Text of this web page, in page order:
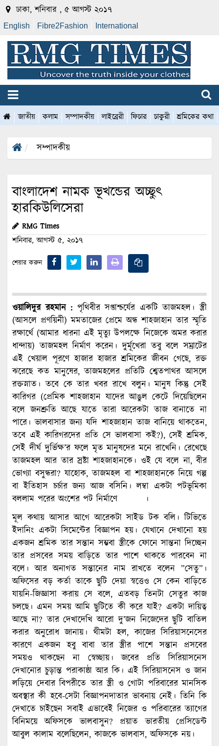
ঢাকা, শনিবার , ৫ আগস্ট ২০১৭
English Fibre2Fashion International
জাতীয় কলাম সম্পাদকীয় লাইব্রেরী ফিচার চাকুরী শ্রমিকের কথা
সম্পাদকীয়
বাংলাদেশ নামক ভূখন্ডের অচ্ছুৎ
হারকিউলিসেরা
RMG Times
শনিবার, আগস্ট ৫, ২০১৭
শেয়ার করুন
ওয়ালিদুর রহমান : পৃথিবীর সপ্তাশ্চর্যের একটি তাজমহল। স্ত্রী
(আসলে প্রণয়িনী) মমতাজের প্রেমে অন্ধ শাহজাহান তার স্মৃতি
রক্ষার্থে (আমার ধারনা এই মৃত্যু উপলক্ষে নিজেকে অমর করার
ধান্দায়) তাজমহল নির্মাণ করেন। দুর্মূখেরা তবু বলে সম্রাটের
এই খেয়াল পূরণে হাজার হাজার শ্রমিকের জীবন গেছে, রক্ত
ঝরেছে কত মানুষের, তাজমহলের প্রতিটি শ্বেতপাথর আসলে
রক্তস্নাত। তবে কে তার খবর রাখে বলুন। মানুষ কিন্তু সেই
কারিগর (প্রেমিক শাহজাহান যাদের আঙুল কেটে দিয়েছিলেন
বলে জনশ্রুতি আছে যাতে তারা আরেকটা তাজ বানাতে না
পারে। ভালবাসার জন্য যদি শাহজাহান তাজ বানিয়ে থাকতেন,
তবে এই কারিগরদের প্রতি সে ভালবাসা কই?), সেই শ্রমিক,
সেই দীর্ঘ দুর্ভিক্ষ’র ফলে মৃত মানুষদের মনে রাখেনি। রেখেছে
তাজমহল আর তার স্রষ্টা শাহজাহানকে। ওই যে বলে না, বীর
ভোগ্যা বসুন্ধরা? যাহোক, তাজমহল বা শাহজাহানকে নিয়ে গল্প
বা ইতিহাস চর্চার জন্য আজ বসিনি। লম্বা একটা পটভূমিকা
বললাম পরের অংশের পট নির্মাণে ।
মূল কথায় আসার আগে আরেকটা সাইড টক বলি। টিভিতে
ইদানিং একটা সিমেন্টের বিজ্ঞাপন হয়। যেখানে দেখানো হয়
একজন শ্রমিক তার সন্তান সম্ভবা স্ত্রীকে ফোনে সান্তনা দিচ্ছেন
তার প্রসবের সময় বাড়িতে তার পাশে থাকতে পারবেন না
বলে। আর অনাগত সন্তানের নাম রাখতে বলেন ”সেতু”।
অফিসের বড় কর্তা তাকে ছুটি দেয়া স্বত্তেও সে কেন বাড়িতে
যায়নি-জিজ্ঞাসা করায় সে বলে, এতবড় তিনটা সেতুর কাজ
চলছে। এমন সময় আমি ছুটিতে কী করে যাই? একটা দায়িত্ব
আছে না? তার দেখাদেখি আরো দু’জন নিজেদের ছুটি বাতিল
করার অনুরোধ জানায়। থীমটা হল, কাজের সিরিয়াসনেসের
কারণে একজন হবু বাবা তার স্ত্রীর পাশে সন্তান প্রসবের
সময়ও থাকছেন না স্বেচ্ছায়। জবের প্রতি সিরিয়াসনেস
দেখানোর চুড়ান্ত পরাকাষ্ঠা আর কি। এই সিরিয়াসনেস ও জান
লড়িয়ে দেবার বিপরীতে তার স্ত্রী ও গোটা পরিবারের মানসিক
অবস্থার কী হবে-সেটা বিজ্ঞাপনদাতার ভাবনায় নেই। তিনি কি
দেখাতে চাইছেন সবাই এভাবেই নিজের ও পরিবারের ত্যাগের
বিনিময়ে অফিসকে ভালবাসুন? প্রয়াত ভারতীয় প্রেসিডেন্ট
আবুল কালাম বলেছিলেন, কাজকে ভালবাস, অফিসকে নয়।